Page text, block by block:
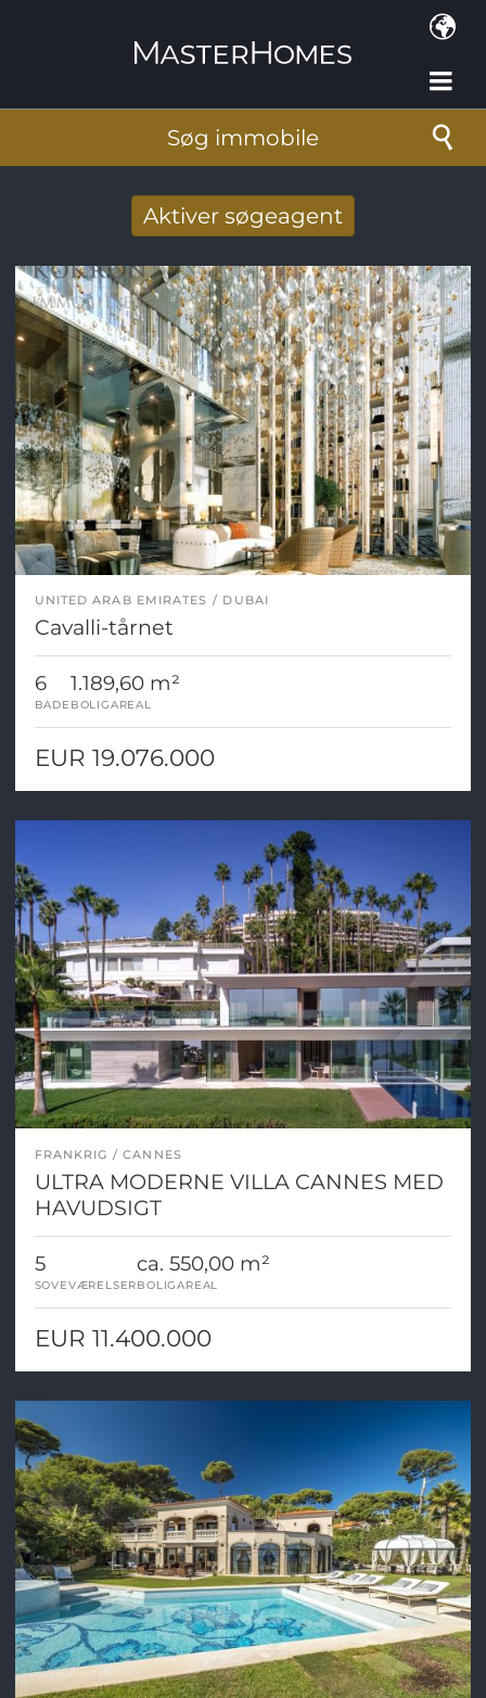
Søg immobile
Aktiver søgeagent
E-mail-adresse*
UNITED ARAB EMIRATES DUBAI
Cavalli-tårnet
6
BADE
1.189,60 m²
BOLIGAREAL
EUR 19.076.000
FRANKRIG CANNES
ULTRA MODERNE VILLA CANNES MED
HAVUDSIGT
5
SOVEVÆRELSER
ca. 550,00 m²
BOLIGAREAL
EUR 11.400.000